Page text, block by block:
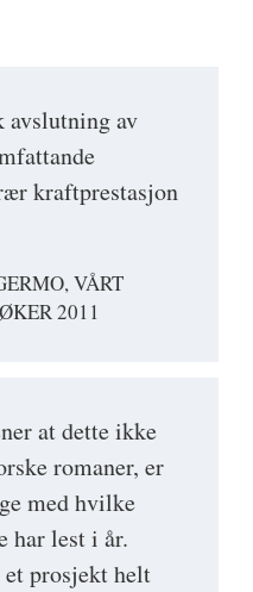
avslutning av
kraftprestasjon
VÅRT
2011
at dette ikke
romaner, er
med hvilke
har lest i år.
prosjekt helt